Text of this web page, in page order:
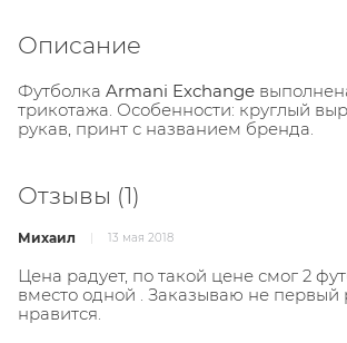
Описание
Футболка Armani Exchange
трикотажа. Особенности: круглый
рукав, принт с названием бренда.
Отзывы (1)
Михаил 13 мая 2018
Цена радует, по такой цене смог 2
вместо одной . Заказываю не первый
нравится.